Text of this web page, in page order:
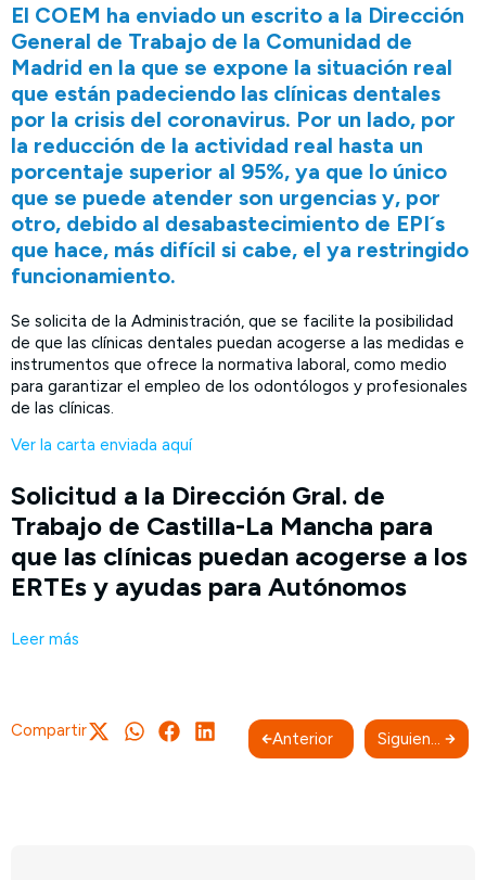
El COEM ha enviado un escrito a la Dirección
General de Trabajo de la Comunidad de
Madrid en la que se expone la situación real
que están padeciendo las clínicas dentales
por la crisis del coronavirus. Por un lado, por
la reducción de la actividad real hasta un
porcentaje superior al 95%, ya que lo único
que se puede atender son urgencias y, por
otro, debido al desabastecimiento de EPI´s
que hace, más difícil si cabe, el ya restringido
funcionamiento.
Se solicita de la Administración, que se facilite la posibilidad
de que las clínicas dentales puedan acogerse a las medidas e
instrumentos que ofrece la normativa laboral, como medio
para garantizar el empleo de los odontólogos y profesionales
de las clínicas.
Ver la carta enviada aquí
Solicitud a la Dirección Gral. de
Trabajo de Castilla-La Mancha para
que las clínicas puedan acogerse a los
ERTEs y ayudas para Autónomos
Leer más
Compartir Anterior Siguiente